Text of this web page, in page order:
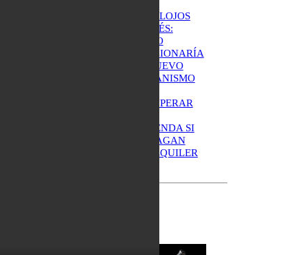
DESALOJOS
EXPRÉS:
CÓMO
FUNCIONARÍA
EL NUEVO
MECANISMO
RECUPERAR
VIVIENDA SI
NO PAGAN
EL ALQUILER